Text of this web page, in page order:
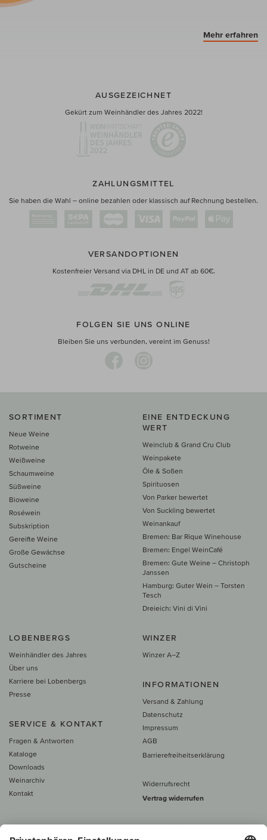
Mehr erfahren
AUSGEZEICHNET
Gekürt zum Weinhändler des Jahres 2022!
ZAHLUNGSMITTEL
Sie haben die Wahl – online bezahlen oder klassisch auf Rechnung bestellen.
VERSANDOPTIONEN
Kostenfreier Versand via DHL in DE und AT ab 60€.
FOLGEN SIE UNS ONLINE
Bleiben Sie uns verbunden, vereint im Genuss!
SORTIMENT
Neue Weine
Rotweine
Weißweine
Schaumweine
Süßweine
Bioweine
Roséwein
Subskription
Gereifte Weine
Große Gewächse
Gutscheine
EINE ENTDECKUNG
WERT
Weinclub & Grand Cru Club
Weinpakete
Öle & Soßen
Spirituosen
Von Parker bewertet
Von Suckling bewertet
Weinankauf
Bremen: Bar Rique Winehouse
Bremen: Engel WeinCafé
Bremen: Gute Weine – Christoph
Janssen
Hamburg: Guter Wein – Torsten
Tesch
Dreieich: Vini di Vini
LOBENBERGS
Weinhändler des Jahres
Über uns
Karriere bei Lobenbergs
Presse
SERVICE & KONTAKT
Fragen & Antworten
Kataloge
Downloads
Weinarchiv
Kontakt
WINZER
Winzer A–Z
INFORMATIONEN
Versand & Zahlung
Datenschutz
Impressum
AGB
Barrierefreiheitserklärung
Widerrufsrecht
Vertrag widerrufen
Alle Preise inkl. MwSt., zzgl. 5 €
60 € versand­kosten­